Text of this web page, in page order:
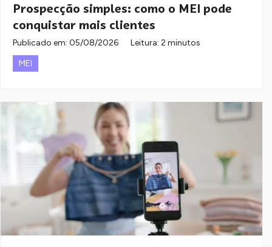
Prospecção simples: como o MEI pode
conquistar mais clientes
Publicado em: 05/08/2026
Leitura: 2 minutos
MEI